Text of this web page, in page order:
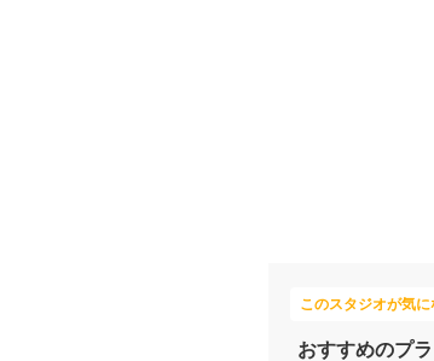
このスタジオが気
おすすめのプ